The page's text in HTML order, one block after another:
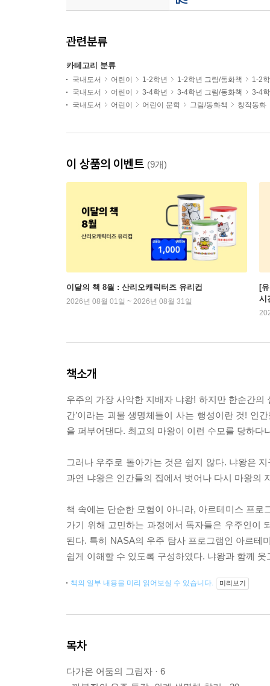
관련분류
카테고리 분류
국내도서 어린이 1-2학년 1-2학년 그림/동화책
1-2
국내도서
어린이 3-4학년 3-4학년 그림/동화책
3-4
국내도서
어린이 어린이 문학 그림/동화책 창작동화
이 상품의 이벤트 (9개)
이달의 책 8월 : 산리오캐릭터즈 유리컵
2026년 08월 01일 ~ 2026년 08월 31일
[
시
책소개
우주의 가장 사악한 지배자 냐왕! 하지만 한순간
간’이라는 괴물 생명체들이 사는 행성이란 것! 인
을 퍼부어댄다. 최고의 마왕이 이런 수모를 당하다
그러나 우주로 돌아가는 것은 쉽지 않다. 냐왕은
과연 냐왕은 인간들의 집에서 벗어나 다시 마왕의
책 속에는 단순한 모험이 아니라, 아르테미스 프
가기 위해 고민하는 과정에서 독자들은 우주인이
된다. 특히 NASA의 우주 탐사 프로그램인 아르테
쉽게 이해할 수 있도록 구성하였다. 냐왕과 함께
책의 일부 내용을 미리 읽어보실 수 있습니다. 미리보기
목차
다가온 어둠의 그림자 · 6